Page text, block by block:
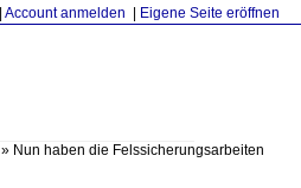
Account anmelden Eigene Seite eröffnen
» Nun haben die Felssicherungsarbeiten